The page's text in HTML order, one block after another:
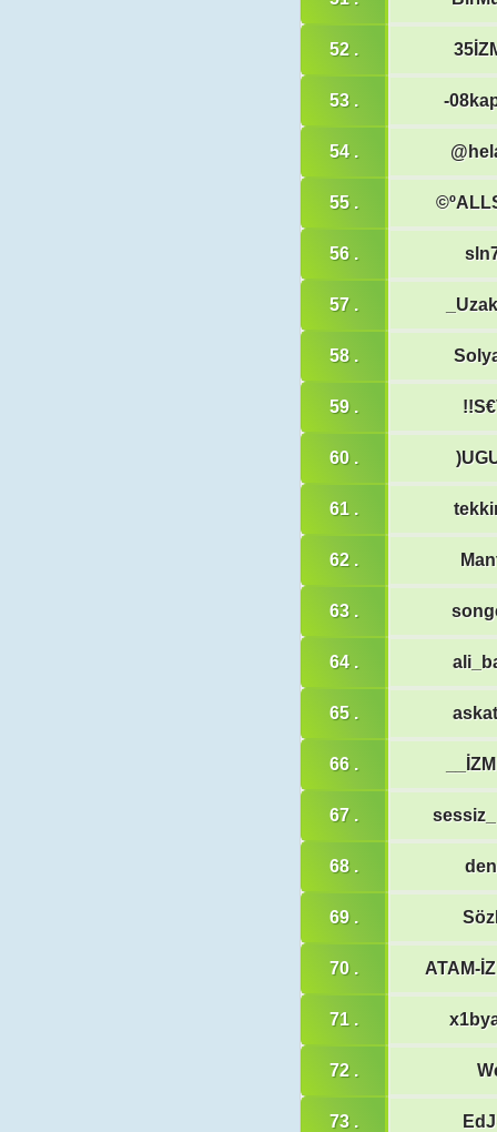
52 .
53 . -
54 .
55 .
56 .
57 .
58 .
59 .
60 .
61 .
62 .
63 .
64 .
65 .
66 .
67 .
68 .
69 .
70 . ATAM-
71 .
72 .
73 .